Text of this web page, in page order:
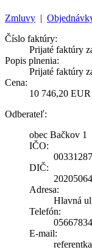
Zmluvy |
Číslo faktúry:
Prijaté faktúry
Popis plnenia:
Prijaté faktúry
Cena:
10 746,20 EUR
Odberateľ:
obec Bačkov 1
IČO:
00331287
DIČ:
Adresa:
Hlavná
Telefón:
E-mail: